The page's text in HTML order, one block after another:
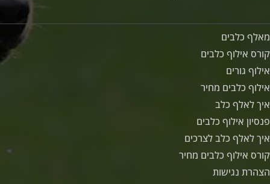
מאלף כלבים
קורס אילוף כלבים
אילוף גורים
אילוף כלבים מחיר
איך לאלף כלב
פנסיון אילוף כלבים
איך לאלף כלב לצרכים
קורס אילוף כלבים מחיר
הצהרת נגישות